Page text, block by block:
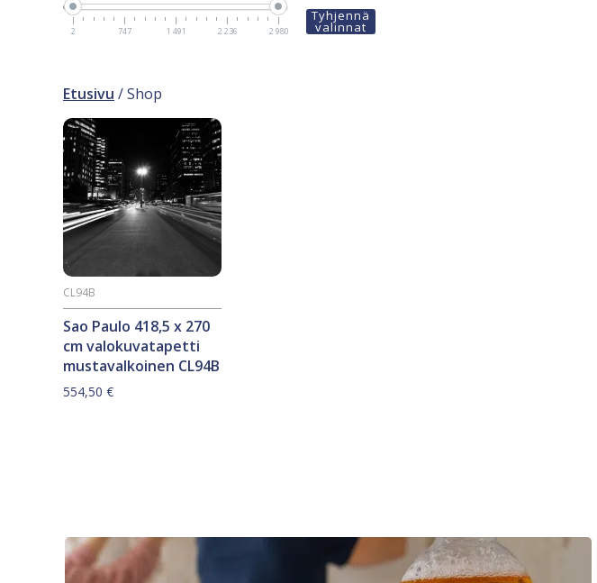
2 747 1 491 2 236 2 980
Tyhjennä
valinnat
Etusivu / Shop
Sao Paulo 418,5 x 270
cm valokuvatapetti
mustavalkoinen CL94B
CL94B
554,50 €